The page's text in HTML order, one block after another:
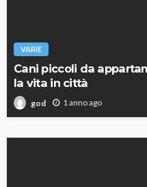
VARIE
Cani piccoli da
la vita in città
god 1 anno ago